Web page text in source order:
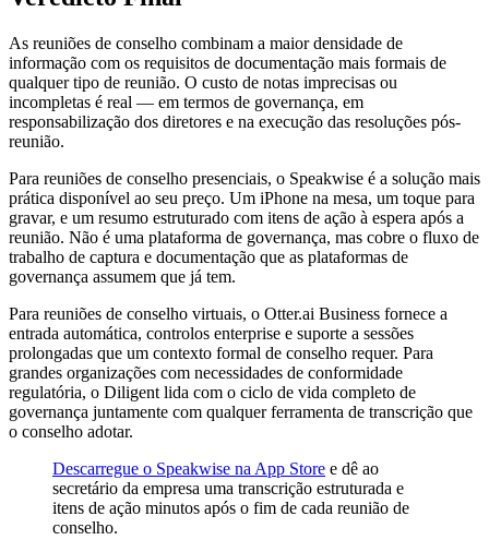
As reuniões de conselho combinam a maior densidade de
informação com os requisitos de documentação mais formais de
qualquer tipo de reunião. O custo de notas imprecisas ou
incompletas é real — em termos de governança, em
responsabilização dos diretores e na execução das resoluções pós-
reunião.
Para reuniões de conselho presenciais, o Speakwise é a solução mais
prática disponível ao seu preço. Um iPhone na mesa, um toque para
gravar, e um resumo estruturado com itens de ação à espera após a
reunião. Não é uma plataforma de governança, mas cobre o fluxo de
trabalho de captura e documentação que as plataformas de
governança assumem que já tem.
Para reuniões de conselho virtuais, o Otter.ai Business fornece a
entrada automática, controlos enterprise e suporte a sessões
prolongadas que um contexto formal de conselho requer. Para
grandes organizações com necessidades de conformidade
regulatória, o Diligent lida com o ciclo de vida completo de
governança juntamente com qualquer ferramenta de transcrição que
o conselho adotar.
Descarregue o Speakwise na App Store e dê ao
secretário da empresa uma transcrição estruturada e
itens de ação minutos após o fim de cada reunião de
conselho.